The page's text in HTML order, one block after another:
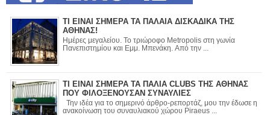
ΤΙ ΕΙΝΑΙ ΣΗΜΕΡΑ ΤΑ ΠΑΛΑΙΑ ΔΙΣΚΑΔΙΚΑ ΤΗΣ
ΑΘΗΝΑΣ!
Ημέρες μεγαλείου. Το τριώροφο Metropolis στη γωνία
Πανεπιστημίου και Εμμ. Μπενάκη. Από την ...
ΤΙ ΕΙΝΑΙ ΣΗΜΕΡΑ ΤΑ ΠΑΛΙΑ CLUBS ΤΗΣ ΑΘΗΝΑΣ
ΠΟΥ ΦΙΛΟΞΕΝΟΥΣΑΝ ΣΥΝΑΥΛΙΕΣ
Την ιδέα για το σημερινό άρθρο-ρεπορτάζ, μου την έδωσε η
ανακοίνωση του συναυλιακού χώρου Piraeus ...